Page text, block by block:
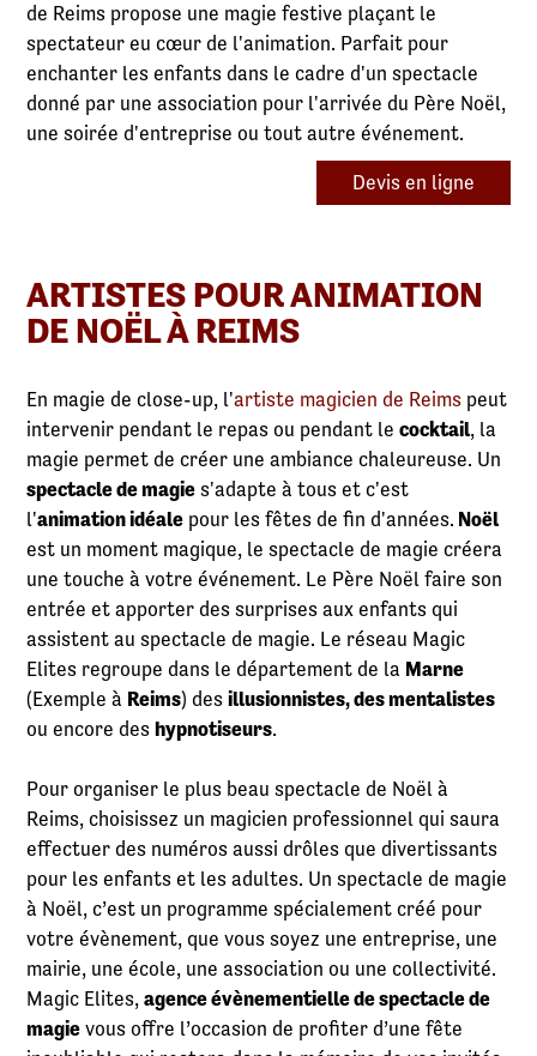
de Reims propose une magie festive plaçant le
spectateur eu cœur de l'animation. Parfait pour
enchanter les enfants dans le cadre d'un spectacle
donné par une association pour l'arrivée du Père Noël,
une soirée d'entreprise ou tout autre événement.
Devis en ligne
ARTISTES POUR ANIMATION
DE NOËL À REIMS
En magie de close-up, l'artiste magicien de Reims peut
intervenir pendant le repas ou pendant lecocktail, la
magie permet de créer une ambiance chaleureuse. Un
spectacle de magie s'adapte à tous et c'est
l'animation idéale pour les fêtes de fin d'années. Noël
est un moment magique, le spectacle de magie créera
une touche à votre événement. Le Père Noël faire son
entrée et apporter des surprises aux enfants qui
assistent au spectacle de magie. Le réseau Magic
Elites regroupe dans le département de la Marne
(Exemple à Reims) desillusionnistes, des mentalistes
ou encore deshypnotiseurs.
Pour organiser le plus beau spectacle de Noël à
Reims, choisissez un magicien professionnel qui saura
effectuer des numéros aussi drôles que divertissants
pour les enfants et les adultes. Un spectacle de magie
à Noël, c’est un programme spécialement créé pour
votre évènement, que vous soyez une entreprise, une
mairie, une école, une association ou une collectivité.
Magic Elites,agence évènementielle de spectacle de
magie vous offre l’occasion de profiter d’une fête